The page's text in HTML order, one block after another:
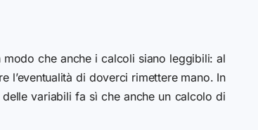
che anche i calcoli siano leggibili: al
l’eventualità di doverci rimettere mano. In
delle variabili fa sì che anche un calcolo di